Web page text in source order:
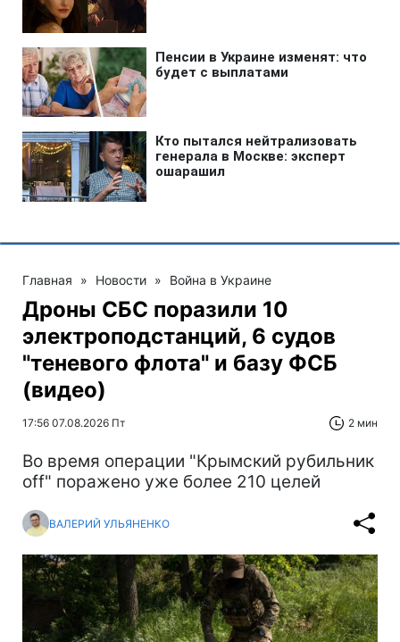
Главная » Новости » Война в Украине
Дроны СБС поразили 10
электроподстанций, 6 судов
"теневого флота" и базу ФСБ
(видео)
17:56 07.08.2026 Пт 2 мин
Во время операции "Крымский рубильник
off" поражено уже более 210 целей
ВАЛЕРИЙ УЛЬЯНЕНКО